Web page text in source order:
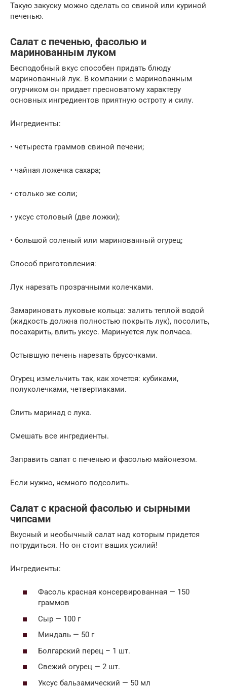
Такую закуску можно сделать со свиной или куриной
печенью.
Салат с печенью, фасолью и
маринованным луком
Бесподобный вкус способен придать блюду
маринованный лук. В компании с маринованным
огурчиком он придает пресноватому характеру
основных ингредиентов приятную остроту и силу.
Ингредиенты:
• четыреста граммов свиной печени;
• чайная ложечка сахара;
• столько же соли;
• уксус столовый (две ложки);
• большой соленый или маринованный огурец;
Способ приготовления:
Лук нарезать прозрачными колечками.
Замариновать луковые кольца: залить теплой водой
(жидкость должна полностью покрыть лук), посолить,
посахарить, влить уксус. Маринуется лук полчаса.
Остывшую печень нарезать брусочками.
Огурец измельчить так, как хочется: кубиками,
полуколечками, четвертиаками.
Слить маринад с лука.
Смешать все ингредиенты.
Заправить салат с печенью и фасолью майонезом.
Если нужно, немного подсолить.
Салат с красной фасолью и сырными
чипсами
Вкусный и необычный салат над которым придется
потрудиться. Но он стоит ваших усилий!
Ингредиенты:
Фасоль красная консервированная — 150
граммов
Сыр — 100 г
Миндаль — 50 г
Болгарский перец – 1 шт.
Свежий огурец — 2 шт.
Уксус бальзамический — 50 мл